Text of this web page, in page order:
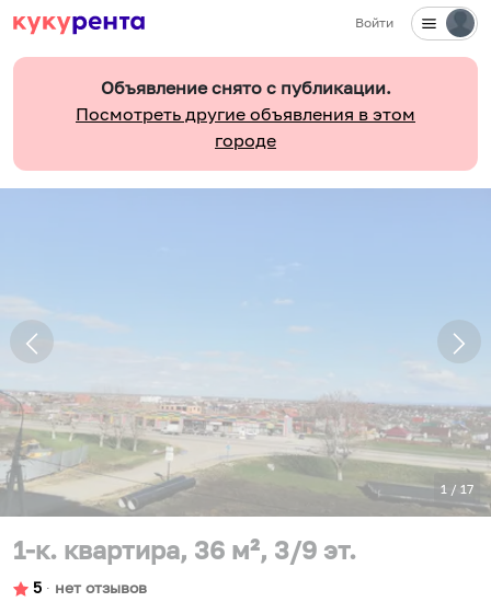
Войти
Объявление снято с публикации.
Посмотреть другие объявления в этом
городе
1 / 17
1-к. квартира, 36 м², 3/9 эт.
5 ∙ нет отзывов